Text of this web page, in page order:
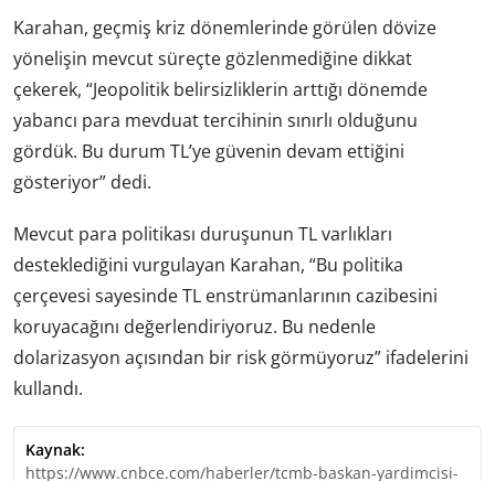
Karahan, geçmiş kriz dönemlerinde görülen dövize
yönelişin mevcut süreçte gözlenmediğine dikkat
çekerek, “Jeopolitik belirsizliklerin arttığı dönemde
yabancı para mevduat tercihinin sınırlı olduğunu
gördük. Bu durum TL’ye güvenin devam ettiğini
gösteriyor” dedi.
Mevcut para politikası duruşunun TL varlıkları
desteklediğini vurgulayan Karahan, “Bu politika
çerçevesi sayesinde TL enstrümanlarının cazibesini
koruyacağını değerlendiriyoruz. Bu nedenle
dolarizasyon açısından bir risk görmüyoruz” ifadelerini
kullandı.
Kaynak:
https://www.cnbce.com/haberler/tcmb-baskan-yardimcisi-